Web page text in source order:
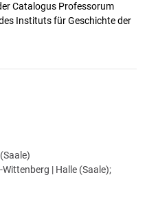
Catalogus Professorum
Instituts für Geschichte der
| Halle (Saale);